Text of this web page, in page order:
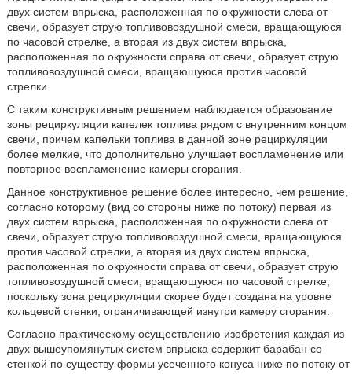
двух систем впрыска, расположенная по окружности слева от
свечи, образует струю топливовоздушной смеси, вращающуюся
по часовой стрелке, а вторая из двух систем впрыска,
расположенная по окружности справа от свечи, образует струю
топливовоздушной смеси, вращающуюся против часовой
стрелки.
С таким конструктивным решением наблюдается образование
зоны рециркуляции капелек топлива рядом с внутренним концом
свечи, причем капельки топлива в данной зоне рециркуляции
более мелкие, что дополнительно улучшает воспламенение или
повторное воспламенение камеры сгорания.
Данное конструктивное решение более интересно, чем решение,
согласно которому (вид со стороны ниже по потоку) первая из
двух систем впрыска, расположенная по окружности слева от
свечи, образует струю топливовоздушной смеси, вращающуюся
против часовой стрелки, а вторая из двух систем впрыска,
расположенная по окружности справа от свечи, образует струю
топливовоздушной смеси, вращающуюся по часовой стрелке,
поскольку зона рециркуляции скорее будет создана на уровне
кольцевой стенки, ограничивающей изнутри камеру сгорания.
Согласно практическому осуществлению изобретения каждая из
двух вышеупомянутых систем впрыска содержит барабан со
стенкой по существу формы усеченного конуса ниже по потоку от